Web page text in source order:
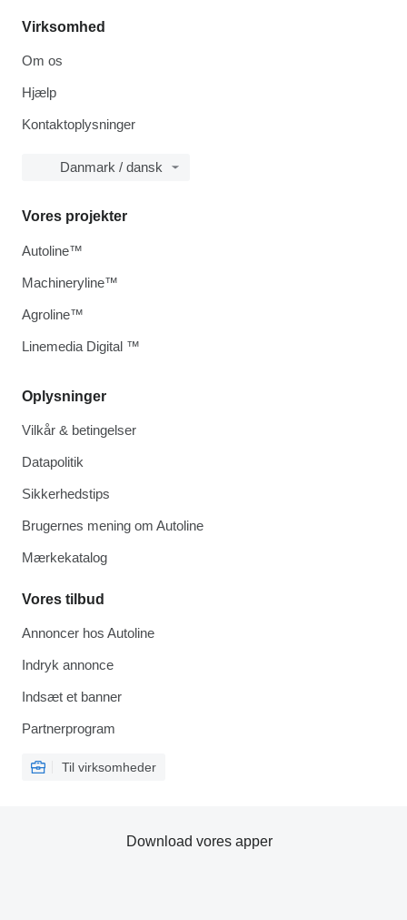
Virksomhed
Om os
Hjælp
Kontaktoplysninger
Danmark / dansk
Oplysninger
Vilkår & betingelser
Datapolitik
Sikkerhedstips
Brugernes mening om Autoline
Mærkekatalog
Vores tilbud
Annoncer hos Autoline
Indryk annonce
Indsæt et banner
Partnerprogram
Til virksomheder
Vores projekter
Autoline™
Machineryline™
Agroline™
Linemedia Digital ™
Download vores apper